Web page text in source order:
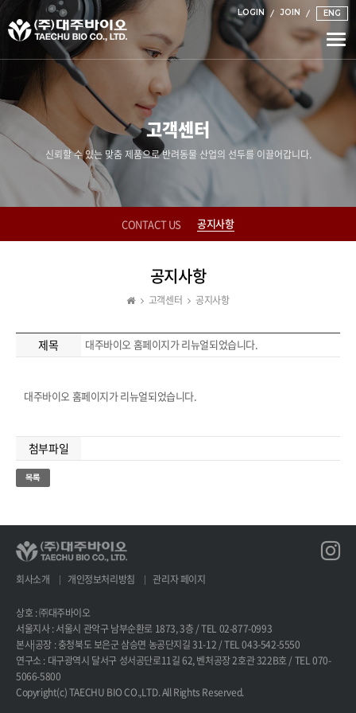
LOGIN JOIN ENG
고객센터
신뢰할 수 있는 맞춤 제품으로 반려동물 산업의 선두를 이끌어갑니다.
CONTACT US 공지사항
공지사항
고객센터 공지사항
제목 대주바이오 홈페이지가 리뉴얼되었습니다.
대주바이오 홈페이지가 리뉴얼되었습니다.
첨부파일
회사소개 개인정보처리방침 관리자 페이지
상호 : ㈜대주바이오
서울지사 : 서울시 관악구 남부순환로 1873, 3층 / TEL 02-877-0993
본사|공장 : 충청북도 보은군 삼승면 농공단지길 31-12 / TEL 043-542-5550
연구소 : 대구광역시 달서구 성서공단로11길 62, 벤처공장 2호관 322B호 / TEL 070-
5066-5800
Copyright(c) TAECHU BIO CO.,LTD. All Rights Reserved.